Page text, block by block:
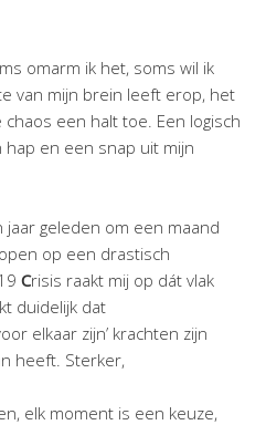
omarm ik het, soms wil ik
van mijn brein leeft erop, het
een halt toe. Een logisch
en een snap uit mijn
jaar geleden om een maand
op een drastisch
Crisis raakt mij op dát vlak
duidelijk dat
elkaar zijn’ krachten zijn
heeft. Sterker,
elk moment is een keuze,